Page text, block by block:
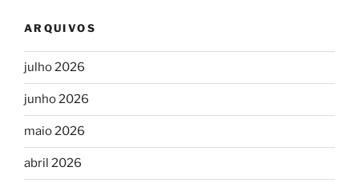
ARQUIVOS
julho 2026
junho 2026
maio 2026
abril 2026